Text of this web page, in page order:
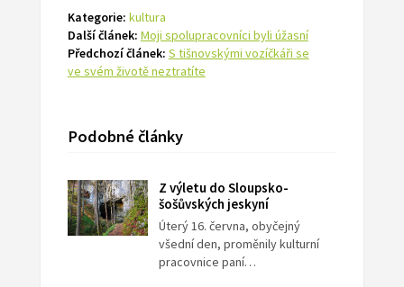
Kategorie: kultura
Další článek: Moji spolupracovníci byli úžasní
Předchozí článek: S tišnovskými vozíčkáři se
ve svém životě neztratíte
Podobné články
Z výletu do Sloupsko-
šošůvských jeskyní
Úterý 16. června, obyčejný
všední den, proměnily kulturní
pracovnice paní…